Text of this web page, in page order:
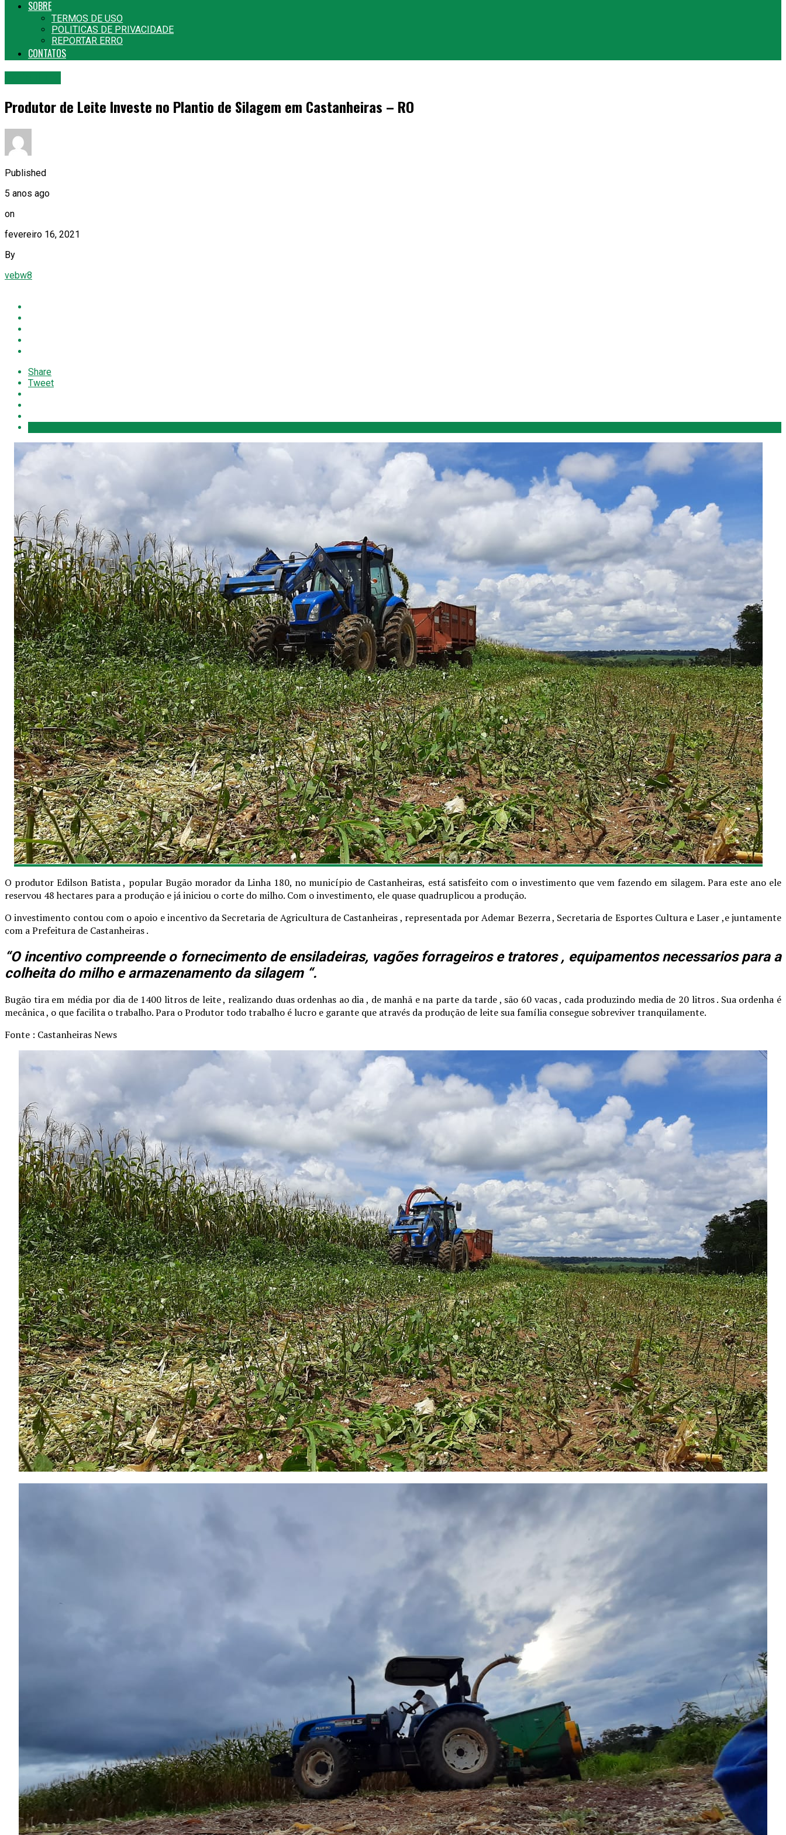
SOBRE
TERMOS DE USO
POLITICAS DE PRIVACIDADE
REPORTAR ERRO
CONTATOS
Produtor de Leite Investe no Plantio de Silagem em Castanheiras – RO
Published
5 anos ago
on
fevereiro 16, 2021
By
vebw8
Share
Tweet
O produtor Edilson Batista , popular Bugão morador da Linha 180, no município de Castanheiras, está satisfeito com o investimento que vem fazendo em silagem. Para este ano ele
reservou 48 hectares para a produção e já iniciou o corte do milho. Com o investimento, ele quase quadruplicou a produção.
O investimento contou com o apoio e incentivo da Secretaria de Agricultura de Castanheiras , representada por Ademar Bezerra , Secretaria de Esportes Cultura e Laser ,e juntamente
com a Prefeitura de Castanheiras .
“O incentivo compreende o fornecimento de ensiladeiras, vagões forrageiros e tratores , equipamentos necessarios para a
colheita do milho e armazenamento da silagem “.
Bugão tira em média por dia de 1400 litros de leite , realizando duas ordenhas ao dia , de manhã e na parte da tarde , são 60 vacas , cada produzindo media de 20 litros . Sua ordenha é
mecânica , o que facilita o trabalho. Para o Produtor todo trabalho é lucro e garante que através da produção de leite sua família consegue sobreviver tranquilamente.
Fonte : Castanheiras News